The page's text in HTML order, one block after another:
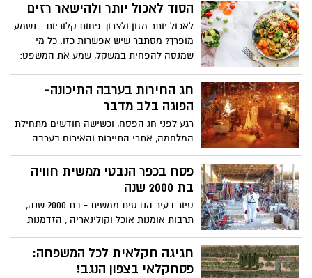
הסוד לאכול יותר ולהישאר רזים
לאכול יותר מזון ולצרוך פחות קלוריות - נשמע
מופרך? מסתבר שיש אפשרות כזו. כל מי
שמנסה להפחית במשקל, שמע את המשפט:
לעצמו: "אבל אם אני אוכל פחות, אני אהיה
רעב!" נכון, הקטנת כמויות המזון היא אחת
הדרכים לקצץ בצריכת הקלוריות, אבל היא
לא תספיק אם לא משנים את מה שאוכלים.
זה אולי נשמע טוב מכדי להיות אמיתי, אבל
אפשר לאכול יותר ולצרוך פחות קלוריות. צריך
רק לדעת איך להגדיל את נפח המזון.
חג החירות בערבה התיכונה-
הפוגה בלב מדבר
רגע לפני חג הפסח, וכשישה חודשים מתחילת
המלחמה, אתרי התיירות והאירוח בערבה
התיכונה אשר הוסבו במשך חודשים לטובת כ-
3,000 מפונים, פונו בהדרגה, וערוכים לקבלת
אורחים וכבר מדווחים על עלייה בתפוסה.
הפוגה נעימה בחג הפסח, ולחוות את שלוות
המדבר, המאפשר הזדמנות לניתוק בריא
מהמצב, עם מגוון פעילויות וסדנאות לכל
המשפחה.
פסח בכפר הנבטי ממשית חוויה
בת 2000 שנה
סיור בעיר הנבטית ממשית - בת 2000 שנה,
תרבות אומנות אוכל וקולינאריה , הזדמנות
לגעת בזמן שחלף, להתחבר לניחוחות העבר
ולהתרגש מחוויה כמו-היסטורית צבעונית
וקסומה של מראות, ריחות וטעמים ברחובות
חגיגה חקלאית לכל המשפחה:
פסחקלאי בצפון הנגב!